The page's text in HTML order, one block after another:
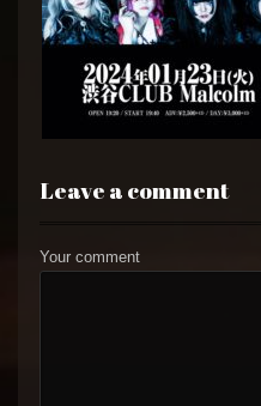
Leave a comment
Your comment